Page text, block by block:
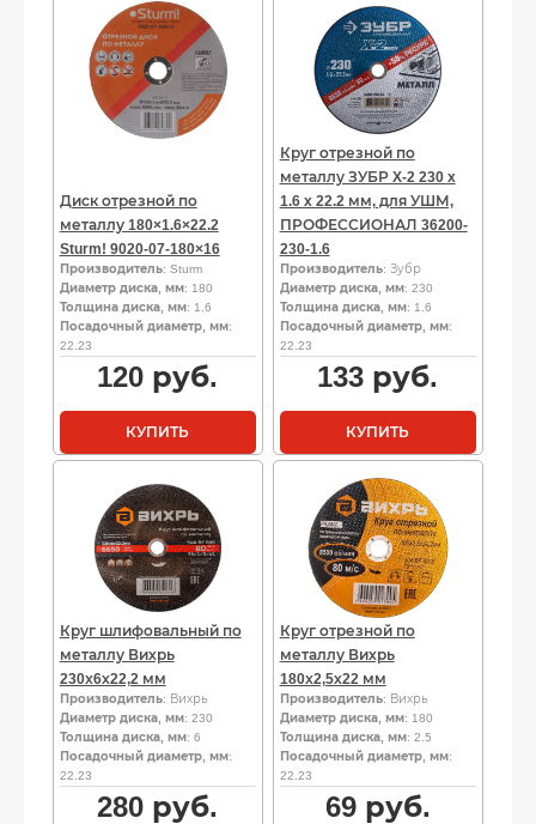
Диск отрезной по
металлу 180×1.6×22.2
Sturm! 9020-07-180×16
Производитель: Sturm
Диаметр диска, мм: 180
Толщина диска, мм: 1.6
Посадочный диаметр, мм:
22.23
120 руб.
КУПИТЬ
Круг отрезной по
металлу ЗУБР X-2 230 x
1.6 x 22.2 мм, для УШМ,
ПРОФЕССИОНАЛ 36200-
230-1.6
Производитель: Зубр
Диаметр диска, мм: 230
Толщина диска, мм: 1.6
Посадочный диаметр, мм:
22.23
133 руб.
КУПИТЬ
Круг шлифовальный по
металлу Вихрь
230х6х22,2 мм
Производитель: Вихрь
Диаметр диска, мм: 230
Толщина диска, мм: 6
Посадочный диаметр, мм:
22.23
280 руб.
Круг отрезной по
металлу Вихрь
180х2,5х22 мм
Производитель: Вихрь
Диаметр диска, мм: 180
Толщина диска, мм: 2.5
Посадочный диаметр, мм:
22.23
69руб.